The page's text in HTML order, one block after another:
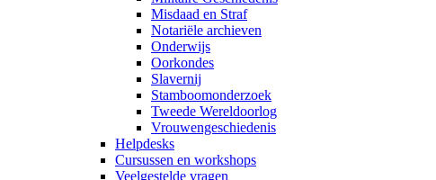
Misdaad en Straf
Notariële archieven
Onderwijs
Oorkondes
Slavernij
Stamboomonderzoek
Tweede Wereldoorlog
Vrouwengeschiedenis
Helpdesks
Cursussen en workshops
Veelgestelde vragen